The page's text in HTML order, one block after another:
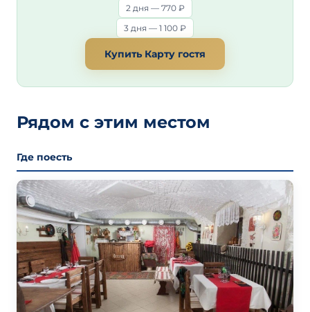
2 дня — 770 ₽
3 дня — 1 100 ₽
Купить Карту гостя
Рядом с этим местом
Где поесть